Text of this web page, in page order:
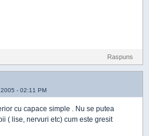
Raspuns
- 02:11 PM
cu capace simple . Nu se putea
( lise, nervuri etc) cum este gresit